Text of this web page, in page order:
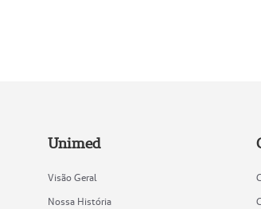
Unimed
Visão Geral
Nossa História